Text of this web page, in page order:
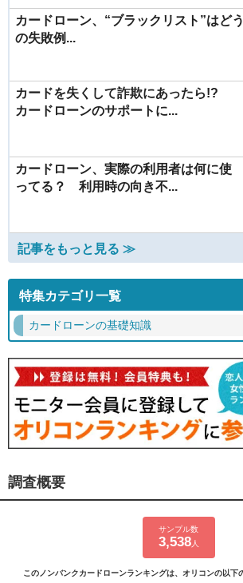
カードローン、“ブラックリスト”は
の失敗例...
カードを失くして詐欺にあったら!?
カードローンのサポートに...
カードローン、実際の利用者は何に使
ってる？ 利用時の向き不...
記事をもっと見る ≫
特集カテゴリ一覧
カードローンの基礎知識
調査概要
サンプル数
3,538人
このノンバンクカードローンランキングは、オリコンの以下